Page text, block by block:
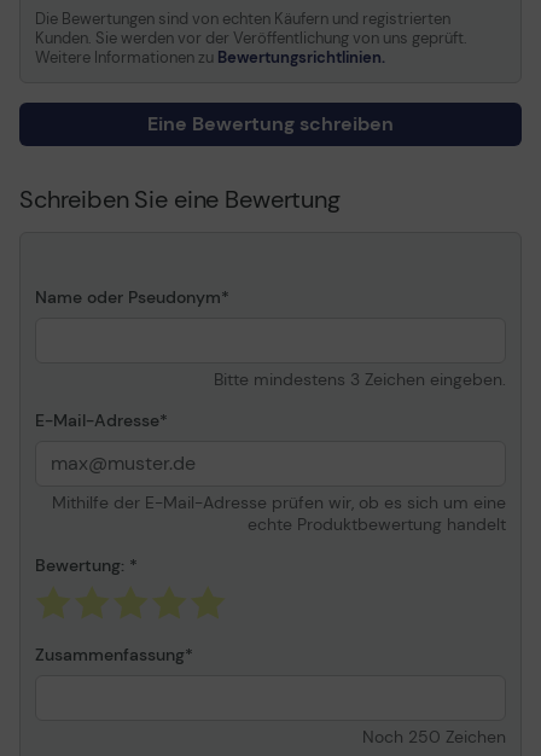
Enthaltene Kabel
2 x Tastatur- / Maus- /
Video-Kabel - 1.8 m
2 x Audiokabel
Produktzertifizierungen
Plug and Play, FCC
Software inbegriffen
Treiber &
Maße und Gewicht
Die Bewertungen sind von echten Käufern und registrierten
Kunden. Sie werden vor der Veröffentlichung von uns geprüft.
Weitere Informationen zu Bewertungsrichtlinien.
Eine Bewertung schreiben
Schreiben Sie eine Bewertung
Name oder Pseudonym
Bitte mindestens 3 Zeichen eingeben.
E-Mail-Adresse
Mithilfe der E-Mail-Adresse prüfen wir, ob es sich um eine
echte Produktbewertung handelt
Bewertung:
Zusammenfassung
Noch 250 Zeichen